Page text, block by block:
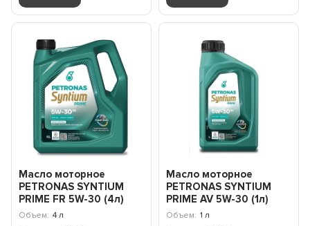
Масло моторное
PETRONAS SYNTIUM
PRIME FR 5W-30 (4л)
71241K1YEU
Объем: 4 л
Масло моторное
PETRONAS SYNTIUM
PRIME AV 5W-30 (1л)
71234E18EU
Объем: 1 л